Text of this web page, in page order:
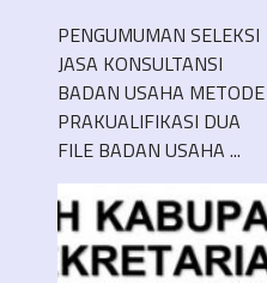
PENGUMUMAN SELEKSI
JASA KONSULTANSI
BADAN USAHA METODE
PRAKUALIFIKASI DUA
FILE BADAN USAHA ...